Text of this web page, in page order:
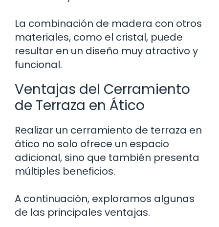
La combinación de madera con otros
materiales, como el cristal, puede
resultar en un diseño muy atractivo y
funcional.
Ventajas del Cerramiento
de Terraza en Ático
Realizar un cerramiento de terraza en
ático no solo ofrece un espacio
adicional, sino que también presenta
múltiples beneficios.
A continuación, exploramos algunas
de las principales ventajas.